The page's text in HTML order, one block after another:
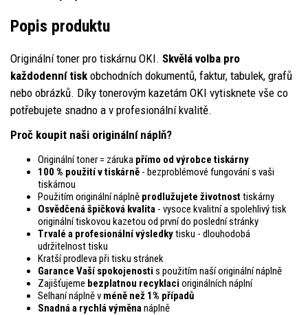
Popis produktu
Originální toner pro tiskárnu OKI. Skvělá volba pro
každodenní tisk obchodních dokumentů, faktur, tabulek, grafů
nebo obrázků. Díky tonerovým kazetám OKI vytisknete vše co
potřebujete snadno a v profesionální kvalitě.
Proč koupit naši originální náplň?
Originální toner = záruka přímo od výrobce tiskárny
100 % použití v tiskárně - bezproblémové fungování s vaši
tiskárnou
Použitím originální náplně prodlužujete životnosttiskárny
Osvědčená špičková kvalita - vysoce kvalitní a spolehlivý tisk
originální tiskovou kazetou od první do poslední stránky
Trvalé a profesionální výsledkytisku - dlouhodobá
udržitelnost tisku
Kratší prodleva při tisku stránek
Garance Vaší spokojenosti s použitím naší originální náplně
Zajišťujeme bezplatnou recyklaci originálních náplní
Selhaní náplně v méně než 1% případů
Snadná a rychlá výměnanáplně